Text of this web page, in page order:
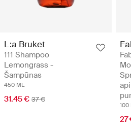
L:a Bruket
111 Shampoo
Lemongrass -
Šampūnas
450 ML
31.45 € 37 €
100
27